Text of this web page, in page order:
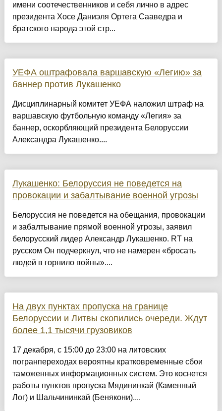
имени соотечественников и себя лично в адрес
президента Хосе Даниэля Ортега Сааведра и
братского народа этой стр...
УЕФА оштрафовала варшавскую «Легию» за
баннер против Лукашенко
Дисциплинарный комитет УЕФА наложил штраф на
варшавскую футбольную команду «Легия» за
баннер, оскорбляющий президента Белоруссии
Александра Лукашенко....
Лукашенко: Белоруссия не поведется на
провокации и забалтывание военной угрозы
Белоруссия не поведется на обещания, провокации
и забалтывание прямой военной угрозы, заявил
белорусский лидер Александр Лукашенко. RT на
русском Он подчеркнул, что не намерен «бросать
людей в горнило войны»....
На двух пунктах пропуска на границе
Белоруссии и Литвы скопились очереди. Ждут
более 1,1 тысячи грузовиков
17 декабря, с 15:00 до 23:00 на литовских
погранпереходах вероятны кратковременные сбои
таможенных информационных систем. Это коснется
работы пунктов пропуска Мядининкай (Каменный
Лог) и Шальчининкай (Бенякони)....